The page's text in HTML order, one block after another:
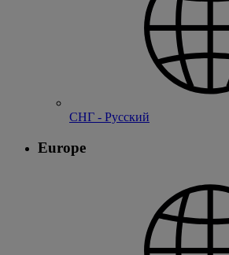
СНГ - Русский
Europe